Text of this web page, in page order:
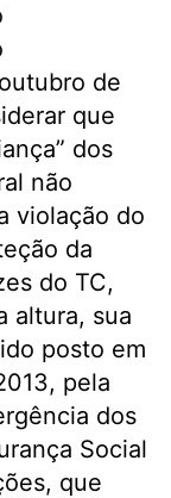
de
que
dos
não
violação do
da
do TC,
altura, sua
posto em
pela
dos
Social
que